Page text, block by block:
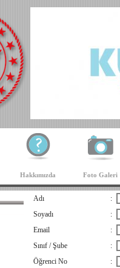
Hakkımızda Foto Galeri
Adı :
Soyadı
:
Email
:
Sınıf / Şube
:
Öğrenci No
: